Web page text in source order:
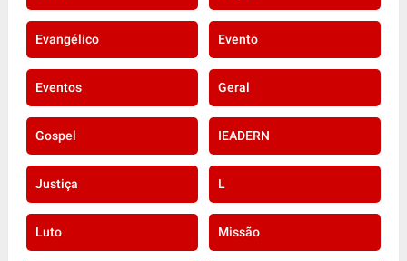
Evangélico Evento
Eventos Geral
Gospel IEADERN
Justiça L
Luto Missão